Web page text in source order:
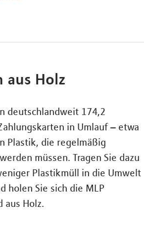
aus Holz
deutschlandweit 174,2
in Umlauf – etwa
Plastik, die regelmäßig
müssen. Tragen Sie dazu
Plastikmüll in die Umwelt
holen Sie sich die MLP
aus Holz.